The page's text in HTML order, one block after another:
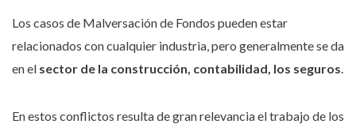
Los casos de Malversación de Fondos pueden estar
relacionados con cualquier industria, pero generalmente se da
en el sector de la construcción, contabilidad, los seguros.
En estos conflictos resulta de gran relevancia el trabajo de los